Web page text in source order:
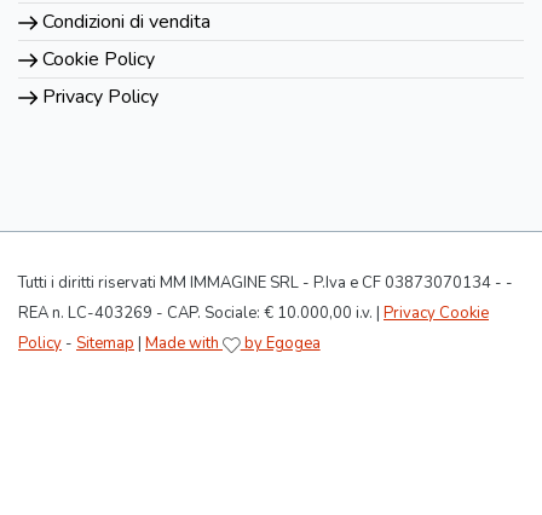
Condizioni di vendita
Cookie Policy
Privacy Policy
Tutti i diritti riservati MM IMMAGINE SRL - P.Iva e CF 03873070134 - -
REA n. LC-403269 - CAP. Sociale: € 10.000,00 i.v. | Privacy Cookie
Policy - Sitemap Made with by Egogea